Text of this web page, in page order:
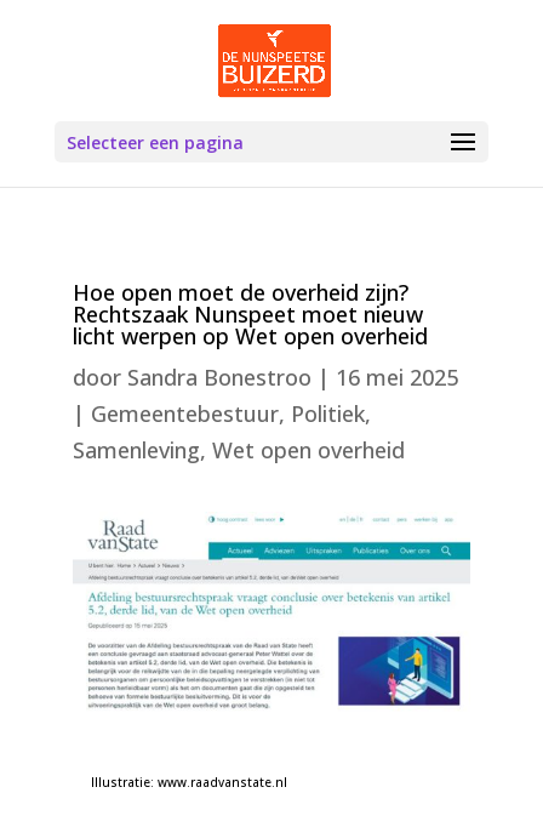
Selecteer een pagina
Hoe open moet de overheid zijn?
Rechtszaak Nunspeet moet nieuw
licht werpen op Wet open overheid
door Sandra Bonestroo | 16 mei 2025
| Gemeentebestuur, Politiek,
Samenleving, Wet open overheid
Illustratie: www.raadvanstate.nl